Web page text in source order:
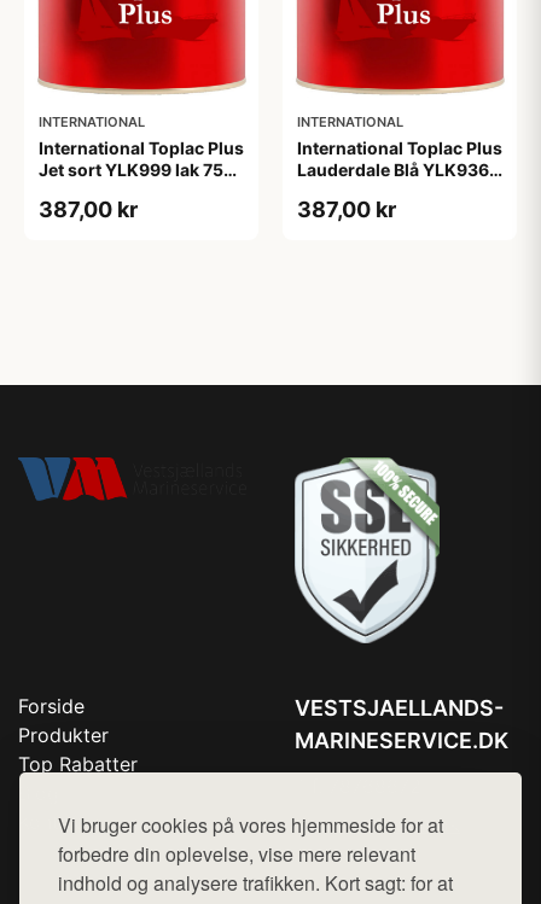
Vi bruger cookies på vores hjemmeside for at
forbedre din oplevelse, vise mere relevant
indhold og analysere trafikken. Kort sagt: for at
INTERNATIONAL
International Toplac Plus
Jet sort YLK999 lak 750
387,00 kr
INTERNATIONAL
International Toplac Plus
Lauderdale Blå YLK936
387,00 kr
Forside
Produkter
Top Rabatter
Kontakt
VESTSJAELLANDS-
MARINESERVICE.DK
Mail:hej@want.dk
Cookie- og privatlivspolitik